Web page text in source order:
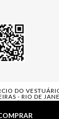
DO
- RIO DE
0012-99